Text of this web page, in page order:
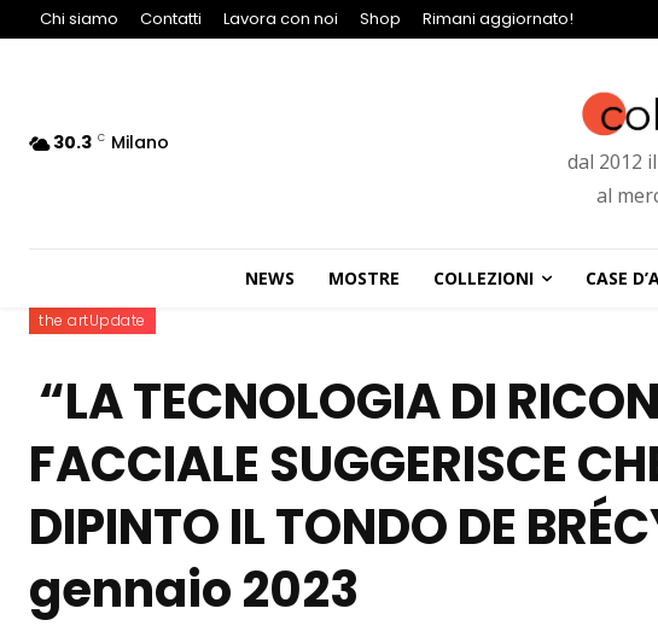
Chi siamo Contatti Lavora con noi Shop Rimani aggiornato!
30.3 C Milano
dal 2012
al
NEWS MOSTRE COLLEZIONI CASE
the artUpdate
“LA TECNOLOGIA DI
FACCIALE SUGGERISCE
DIPINTO IL TONDO DE
gennaio 2023